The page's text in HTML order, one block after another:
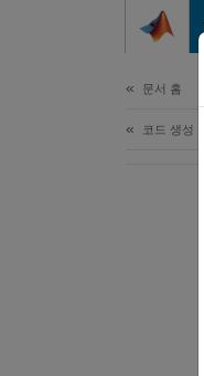
문서 홈
코드 생성